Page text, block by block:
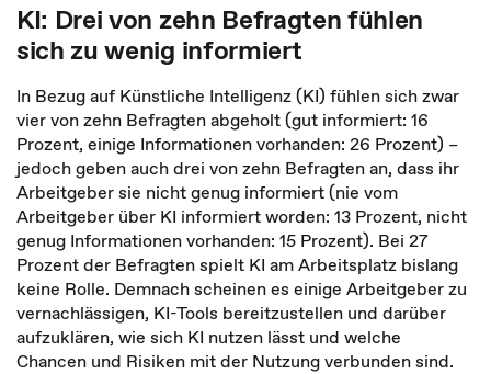
KI: Drei von zehn Befragten fühlen
sich zu wenig informiert
In Bezug auf Künstliche Intelligenz (KI) fühlen sich zwar
vier von zehn Befragten abgeholt (gut informiert: 16
Prozent, einige Informationen vorhanden: 26 Prozent) –
jedoch geben auch drei von zehn Befragten an, dass ihr
Arbeitgeber sie nicht genug informiert (nie vom
Arbeitgeber über KI informiert worden: 13 Prozent, nicht
genug Informationen vorhanden: 15 Prozent). Bei 27
Prozent der Befragten spielt KI am Arbeitsplatz bislang
keine Rolle. Demnach scheinen es einige Arbeitgeber zu
vernachlässigen, KI-Tools bereitzustellen und darüber
aufzuklären, wie sich KI nutzen lässt und welche
Chancen und Risiken mit der Nutzung verbunden sind.